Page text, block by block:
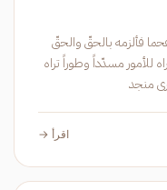
أتى ببراهينٍ غدا كلُّ جاحدٍ ببرهانه بين البرية مفحما فألزمه بالحقّ والحقّ
قوله فأسْلَمَ من بعد الجحود وسلّما فطوراً تراه للأمور مسدّداً وطوراً تراه
اقرأ →